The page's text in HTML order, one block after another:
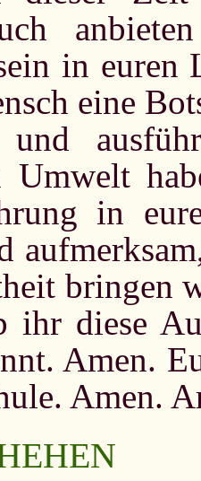
in euren
eine
und
Umwelt
in
bringen
ihr diese
Amen.
Amen.